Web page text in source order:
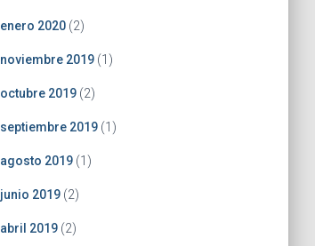
enero 2020(2)
noviembre 2019(1)
octubre 2019(2)
septiembre 2019(1)
agosto 2019(1)
junio 2019(2)
abril 2019(2)